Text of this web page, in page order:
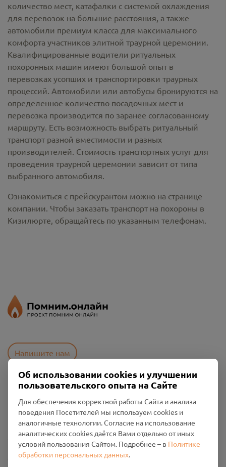
количество мест, катафалки с системой охлаждения
для перевозок на большие расстояния, а также
автомобили премиум класса для максимального
комфорта участников элитной траурной церемонии.
Квалифицированные водители ритуальных
похоронных машин имеют большой опыт в
перевозках усопших и транспортировки траурных
процессий. Автомобили или автобусы бронируются на
определенное количество посадочных мест и
перевозка производится по заранее согласованному
маршруту. Есть возможность выбрать ритуальный
транспорт разной вместимости и разных
производителей. Стоимость транспортных услуг для
проведения траурной церемонии зависит от типа
выбранного автомобиля.
Ознакомиться с прейскурантом можно на странице
компании. Чтобы заказать транспорт на похороны в
Кизилюрте, обращайтесь по указанным телефонам.
Напишите нам
Политика конфиденциальности
Промо-материалы
Настройки cookies
Общество с ограниченной ответственностью «Смоленский
Об использовании cookies и улучшении
пользовательского опыта на Сайте
Для обеспечения корректной работы Сайта и анализа
поведения Посетителей мы используем cookies и
аналогичные технологии. Согласие на использование
аналитических cookies даётся Вами отдельно от иных
условий пользования Сайтом. Подробнее – в Политике
обработки персональных данных.